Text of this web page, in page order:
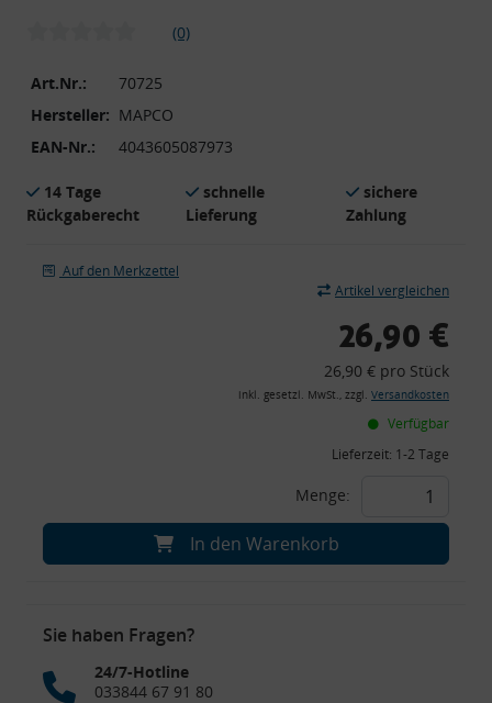
(0)
Art.Nr.:
70725
Hersteller: MAPCO
EAN-Nr.:
4043605087973
14 Tage
Rückgaberecht
schnelle
Lieferung
sichere
Zahlung
Auf den Merkzettel
Artikel vergleichen
26,90 €
26,90 € pro Stück
inkl. gesetzl. MwSt., zzgl. Versandkosten
Verfügbar
Lieferzeit: 1-2 Tage
Menge:
In den Warenkorb
Sie haben Fragen?
24/7-Hotline
033844 67 91 80